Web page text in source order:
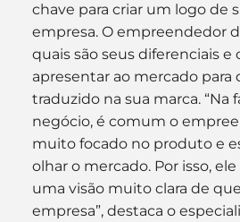
chave para criar um logo de
empresa. O empreendedor
quais são seus diferenciais e
apresentar ao mercado para
traduzido na sua marca. “Na
negócio, é comum o
muito focado no produto e
olhar o mercado. Por isso,
uma visão muito clara de
empresa”, destaca o